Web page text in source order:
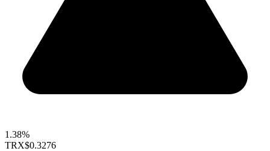
1.38%
TRX$0.3276